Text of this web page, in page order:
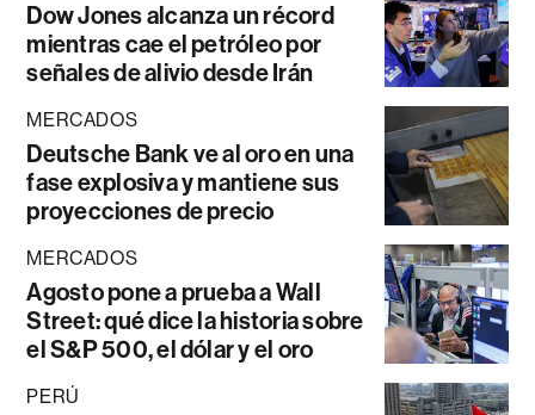
Dow Jones alcanza un récord
mientras cae el petróleo por
señales de alivio desde Irán
MERCADOS
Deutsche Bank ve al oro en una
fase explosiva y mantiene sus
proyecciones de precio
MERCADOS
Agosto pone a prueba a Wall
Street: qué dice la historia sobre
el S&P 500, el dólar y el oro
PERÚ